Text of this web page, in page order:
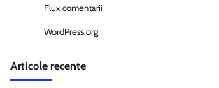
Flux comentarii
WordPress.org
Articole recente